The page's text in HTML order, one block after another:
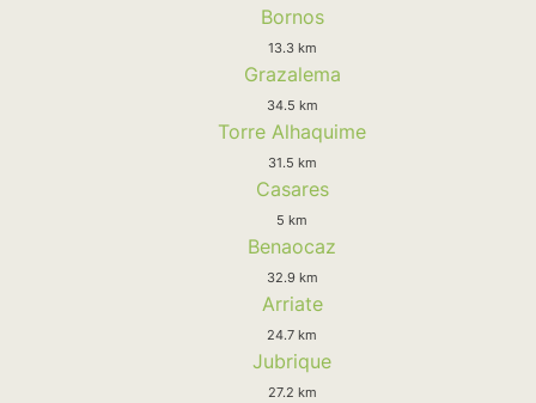
Bornos
13.3 km
Grazalema
34.5 km
Torre Alhaquime
31.5 km
Casares
5 km
Benaocaz
32.9 km
Arriate
24.7 km
Jubrique
27.2 km